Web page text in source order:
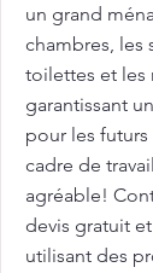
un grand
chambres, les
toilettes et les
garantissant
pour les futurs
cadre de
agréable!
devis gratuit
utilisant des